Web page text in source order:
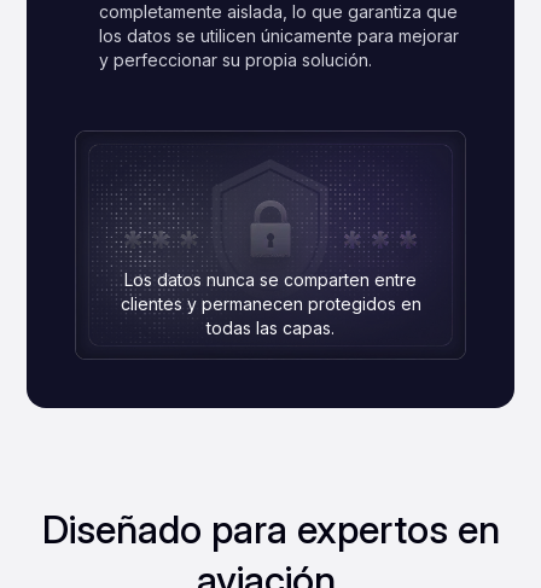
completamente aislada, lo que garantiza que
los datos se utilicen únicamente para mejorar
y perfeccionar su propia solución.
Los datos nunca se comparten entre
clientes y permanecen protegidos en
todas las capas.
Diseñado para expertos en